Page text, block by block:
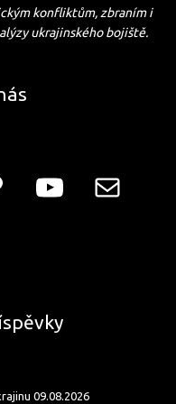
konfliktům, zbraním i
ukrajinského bojiště.
09.08.2026